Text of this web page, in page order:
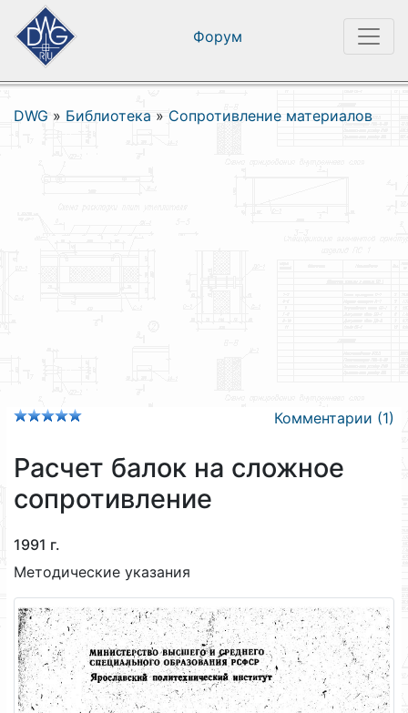
Форум
DWG » Библиотека » Сопротивление материалов
Комментарии (1)
Расчет балок на сложное
сопротивление
1991 г.
Методические указания